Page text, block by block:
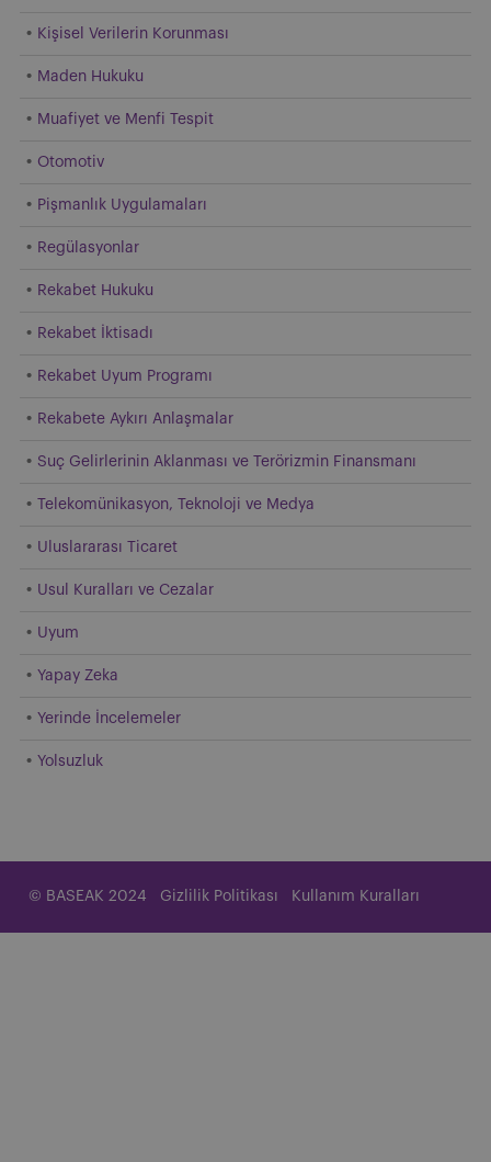
Kişisel Verilerin Korunması
Maden Hukuku
Muafiyet ve Menfi Tespit
Otomotiv
Pişmanlık Uygulamaları
Regülasyonlar
Rekabet Hukuku
Rekabet İktisadı
Rekabet Uyum Programı
Rekabete Aykırı Anlaşmalar
Suç Gelirlerinin Aklanması ve Terörizmin Finansmanı
Telekomünikasyon, Teknoloji ve Medya
Uluslararası Ticaret
Usul Kuralları ve Cezalar
Uyum
Yapay Zeka
Yerinde İncelemeler
Yolsuzluk
© BASEAK 2024 Gizlilik Politikası Kullanım Kuralları